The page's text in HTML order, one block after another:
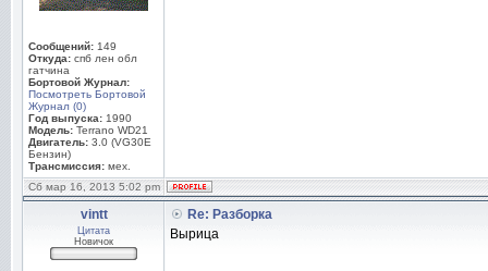
Сообщений: 149
Откуда: спб лен обл
гатчина
Бортовой Журнал:
Посмотреть Бортовой
Журнал (0)
Год выпуска: 1990
Модель: Terrano WD21
Двигатель: 3.0 (VG30E
Бензин)
Трансмиссия: мех.
Сб мар 16, 2013 5:02 pm
vintt
Цитата
Новичок
Re: Разборка
Вырица